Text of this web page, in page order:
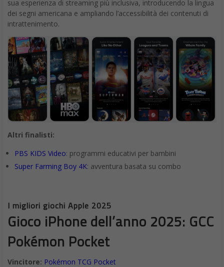
sua esperienza di streaming più inclusiva, introducendo la lingua
dei segni americana e ampliando l’accessibilità dei contenuti di
intrattenimento.
Altri finalisti:
PBS KIDS Video: programmi educativi per bambini
Super Farming Boy 4K: avventura basata su combo
I migliori giochi Apple 2025
Gioco iPhone dell’anno 2025: GCC
Pokémon Pocket
Vincitore: Pokémon TCG Pocket